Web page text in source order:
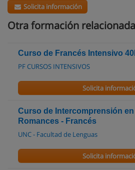
Solicita información
Otra formación
Curso de Francés Intensivo
PF CURSOS INTENSIVOS
Solicita
Curso de Intercomprensión
Romances - Francés
UNC - Facultad de Lenguas
Solicita